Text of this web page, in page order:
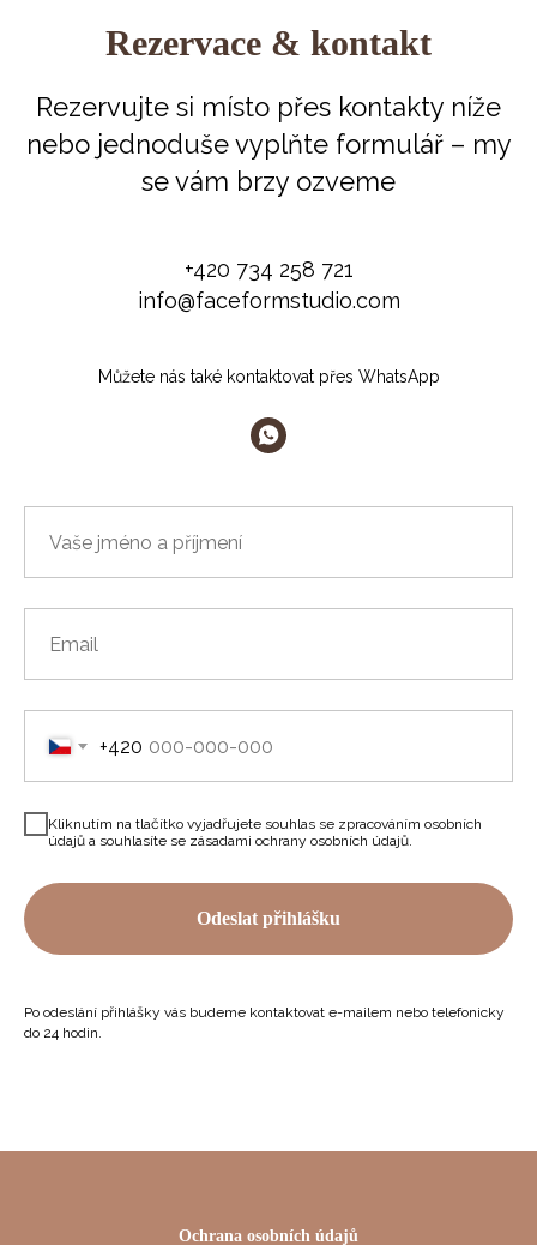
Rezervace & kontakt
Rezervujte si místo přes kontakty níže
nebo jednoduše vyplňte formulář – my
se vám brzy ozveme
+420 734 258 721
info@faceformstudio.com
Můžete nás také kontaktovat přes WhatsApp
+420
Kliknutím na tlačítko vyjadřujete souhlas se zpracováním osobních
údajů a souhlasíte se zásadami ochrany osobních údajů.
Odeslat přihlášku
Po odeslání přihlášky vás budeme kontaktovat e-mailem nebo telefonicky
do 24 hodin.
Ochrana osobních údajů